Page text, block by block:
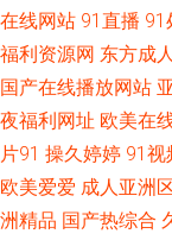
午夜剧场版 91美脚在
友影院 青青草男人天
91 99精品在线观看视
在线网站 91直播 91
福利资源网 东方成
国产在线播放网站
夜福利网址 欧美在
片91 操久婷婷 91视
欧美爱爱 成人亚洲
洲精品 国产热综合